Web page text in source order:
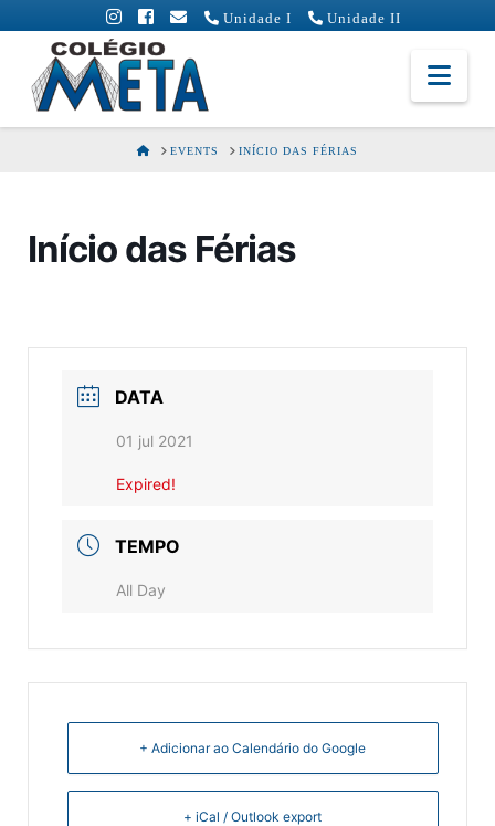
Unidade I Unidade II
Colégio
Meta
HOMEEVENTS INÍCIO DAS FÉRIAS
Início das Férias
DATA
01 jul 2021
Expired!
TEMPO
All Day
+ Adicionar ao Calendário do Google
+ iCal / Outlook export